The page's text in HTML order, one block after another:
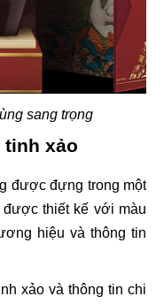
sang trọng
tinh xảo
được đựng trong một
được thiết kế với màu
hiệu và thông tin
xảo và thông tin chi